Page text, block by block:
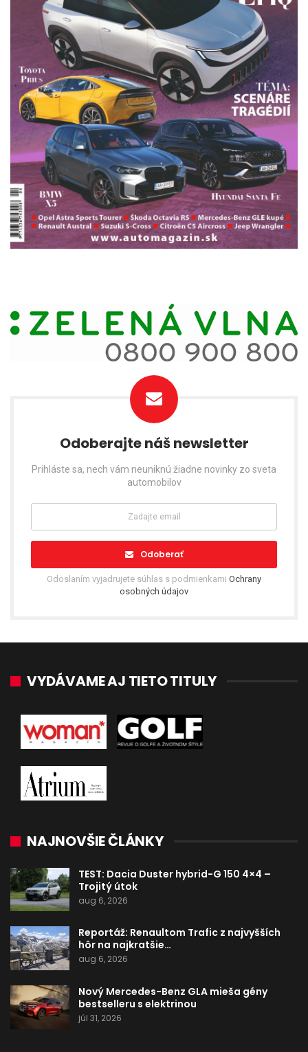
Odoberajte náš newsletter
Prihláste sa, nech vám neuniknú žiadne novinky zo sveta
automobilov
Odoberať
Odoslaním vyjadrujete súhlas s podmienkami Ochrany
osobných údajov
VYDÁVAME AJ TIETO TITULY
NAJNOVŠIE ČLÁNKY
TEST: Dacia Duster hybrid-G 150 4×4 –
Trojitý útok
aug 6, 2026
Reportáž: Renaultom Trafic z najvyšších
hôr na najkratšie…
aug 6, 2026
Nový Mercedes-Benz GLA mieša gény
bestselleru s elektrinou
júl 31, 2026